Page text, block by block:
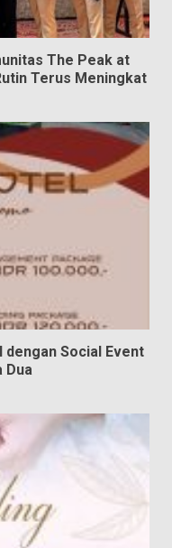
The Peak at
Terus Meningkat
dengan Social Event
Dua